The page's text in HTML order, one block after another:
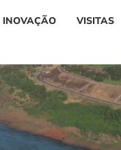
INOVAÇÃO VISITAS